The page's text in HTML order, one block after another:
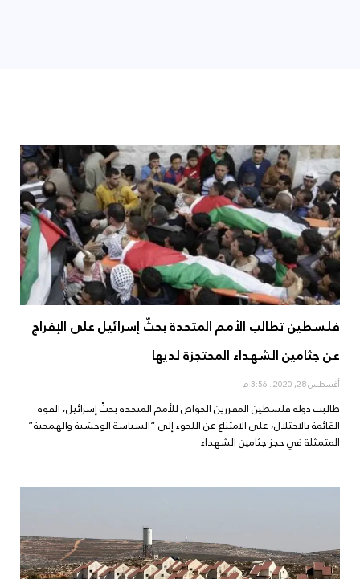
فلسطين تطالب الأمم المتحدة بحثّ إسرائيل على الإفراج
عن جثامين الشهداء المحتجزة لديها
أغسطس 28, 2020
طالبت دولة فلسطين المقررين الخواص للأمم المتحدة بحثّ إسرائيل، القوة
القائمة بالاحتلال، على الامتناع عن اللجوء إلى “السياسة الوحشية والهمجية”
المتمثلة في حجز جثامين الشهداء